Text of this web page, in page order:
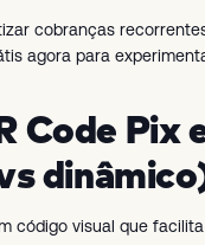
cobranças
agora para
Code Pix
código visual que